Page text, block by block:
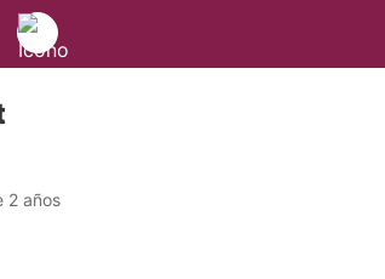
2 años